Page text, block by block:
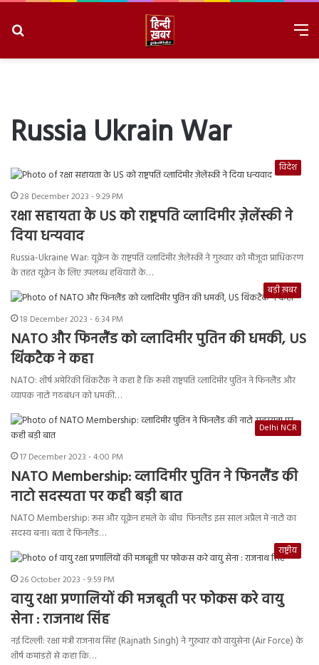
Russia Ukrain War
विदेश
28 December 2023 - 9:29 PM
रक्षा सहायता के US को राष्ट्रपति व्लादिमीर ज़ेलेंस्की ने
दिया धन्यवाद
Russia-Ukraine War: यूक्रेन के राष्ट्रपति व्लादिमीर ज़ेलेंस्की ने गुरुवार को मौजूदा प्राधिकरण
के तहत यूक्रेन के लिए उपलब्ध हथियारों के…
बड़ी ख़बर
18 December 2023 - 6:34 PM
NATO और फिनलैंड को व्लादिमीर पुतिन की धमकी, US
थिंकटैक ने कहा
NATO: शीर्ष अमेरिकी थिंकटैंक ने कहा है कि रूसी राष्ट्रपति व्लादिमीर पुतिन ने फिनलैंड और
व्यापक नाटो गठबंधन को धमकी…
Delhi NCR
17 December 2023 - 4:00 PM
NATO Membership: व्लादिमीर पुतिन ने फिनलैंड की
नाटो सदस्यता पर कही बड़ी बात
NATO Membership: रूस और यूक्रेन हमले के बीच फिनलैंड इस साल अप्रैल में नाटो का
सदस्य बना। बता दें फिनलैंड…
राष्ट्रीय
26 October 2023 - 9:59 PM
वायु रक्षा प्रणालियों की मजबूती पर फोकस करे वायु
सेना : राजनाथ सिंह
नई दिल्ली: रक्षा मंत्री राजनाथ सिंह (Rajnath Singh) ने गुरुवार को वायुसेना (Air Force) के
शीर्ष कमांडरों से कहा कि…